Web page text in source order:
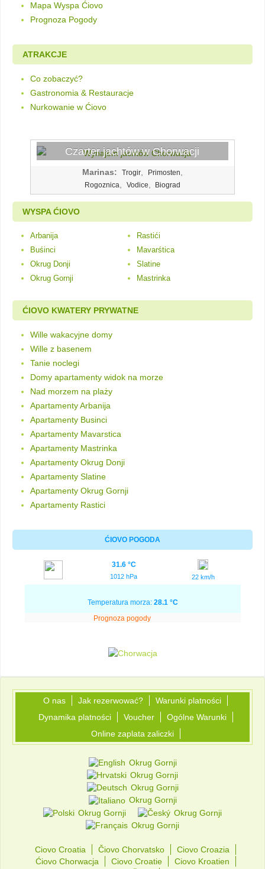
Mapa Wyspa Ćiovo
Prognoza Pogody
ATRAKCJE
Co zobaczyć?
Gastronomia & Restauracje
Nurkowanie w Ćiovo
Czarter jachtów w Chorwacji
Marinas: Trogir, Primosten,
Rogoznica, Vodice, Biograd
WYSPA ĆIOVO
Arbanija
Rastići
Buśinci
Mavarśtica
Okrug Donji
Slatine
Okrug Gornji
Mastrinka
ĆIOVO KWATERY PRYWATNE
Wille wakacyjne domy
Wille z basenem
Tanie noclegi
Domy apartamenty widok na morze
Nad morzem na plaży
Apartamenty Arbanija
Apartamenty Businci
Apartamenty Mavarstica
Apartamenty Mastrinka
Apartamenty Okrug Donji
Apartamenty Slatine
Apartamenty Okrug Gornji
Apartamenty Rastici
ĆIOVO POGODA
31.6 °C
1012 hPa 22 km/h
Temperatura morza:28.1 °C
Prognoza pogody
O nas Jak rezerwować?
Warunki platności
Dynamika platności
Voucher
Ogólne Warunki
Online zaplata zaliczki
Okrug Gornji
Okrug Gornji
Okrug Gornji
Okrug Gornji
Okrug Gornji
Okrug Gornji
Okrug Gornji
Ciovo Croatia Čiovo Chorvatsko
Ciovo Croazia
Ćiovo Chorwacja
Ciovo Croatie
Ciovo Kroatien